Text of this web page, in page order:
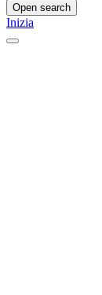
Open search
Inizia